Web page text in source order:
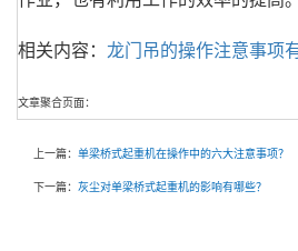
相关内容： 龙门吊的操作注意事项
文章聚合页面：
上一篇： 单梁桥式起重机在操作中的六大注意事项？
下一篇： 灰尘对单梁桥式起重机的影响有哪些？